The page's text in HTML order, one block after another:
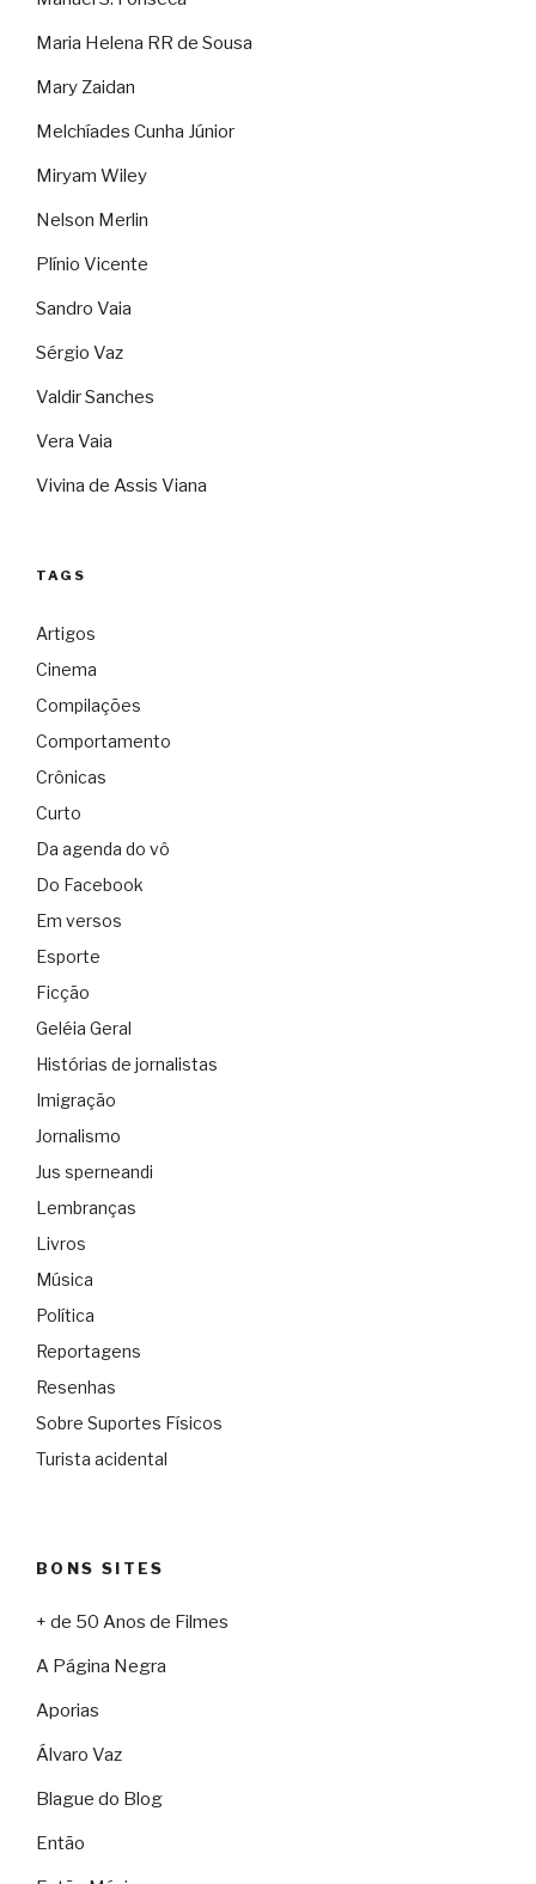
Maria Helena RR de Sousa
Mary Zaidan
Melchíades Cunha Júnior
Miryam Wiley
Nelson Merlin
Plínio Vicente
Sandro Vaia
Sérgio Vaz
Valdir Sanches
Vera Vaia
Vivina de Assis Viana
TAGS
Artigos
Cinema
Compilações
Comportamento
Crônicas
Curto
Da agenda do vô
Do Facebook
Em versos
Esporte
Ficção
Geléia Geral
Histórias de jornalistas
Imigração
Jornalismo
Jus sperneandi
Lembranças
Livros
Música
Política
Reportagens
Resenhas
Sobre Suportes Físicos
Turista acidental
BONS SITES
+ de 50 Anos de Filmes
A Página Negra
Aporias
Álvaro Vaz
Blague do Blog
Então